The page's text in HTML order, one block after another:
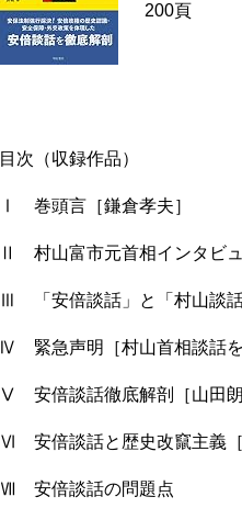
200頁
目次（収録作品）
Ⅰ 巻頭言［鎌倉孝夫］
Ⅱ 村山富市元首相インタビュ
Ⅲ 「安倍談話」と「村山談話
Ⅳ 緊急声明［村山首相談話を
Ⅴ 安倍談話徹底解剖［山田朗
Ⅵ 安倍談話と歴史改竄主義［
Ⅶ 安倍談話の問題点